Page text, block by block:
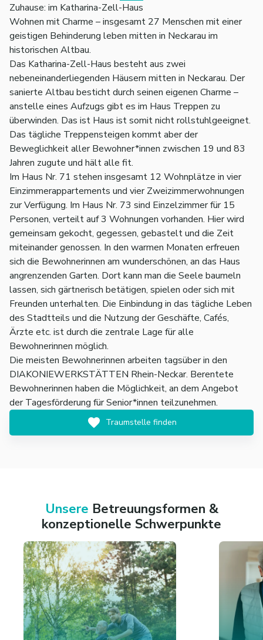
Zuhause: im Katharina-Zell-Haus
Wohnen mit Charme – insgesamt 27 Menschen mit einer
geistigen Behinderung leben mitten in Neckarau im
historischen Altbau.
Das Katharina-Zell-Haus besteht aus zwei
nebeneinanderliegenden Häusern mitten in Neckarau. Der
sanierte Altbau besticht durch seinen eigenen Charme –
anstelle eines Aufzugs gibt es im Haus Treppen zu
überwinden. Das ist Haus ist somit nicht rollstuhlgeeignet.
Das tägliche Treppensteigen kommt aber der
Beweglichkeit aller Bewohner*innen zwischen 19 und 83
Jahren zugute und hält alle fit.
Im Haus Nr. 71 stehen insgesamt 12 Wohnplätze in vier
Einzimmerappartements und vier Zweizimmerwohnungen
zur Verfügung. Im Haus Nr. 73 sind Einzelzimmer für 15
Personen, verteilt auf 3 Wohnungen vorhanden. Hier wird
gemeinsam gekocht, gegessen, gebastelt und die Zeit
miteinander genossen. In den warmen Monaten erfreuen
sich die Bewohnerinnen am wunderschönen, an das Haus
angrenzenden Garten. Dort kann man die Seele baumeln
lassen, sich gärtnerisch betätigen, spielen oder sich mit
Freunden unterhalten. Die Einbindung in das tägliche Leben
des Stadtteils und die Nutzung der Geschäfte, Cafés,
Ärzte etc. ist durch die zentrale Lage für alle
Bewohnerinnen möglich.
Die meisten Bewohnerinnen arbeiten tagsüber in den
DIAKONIEWERKSTÄTTEN Rhein-Neckar. Berentete
Bewohnerinnen haben die Möglichkeit, an dem Angebot
der Tagesförderung für Senior*innen teilzunehmen.
Traumstelle finden
Unsere Betreuungsformen &
konzeptionelle Schwerpunkte